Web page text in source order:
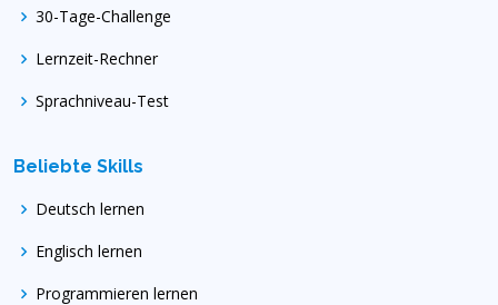
30-Tage-Challenge
Lernzeit-Rechner
Sprachniveau-Test
Beliebte Skills
Deutsch lernen
Englisch lernen
Programmieren lernen